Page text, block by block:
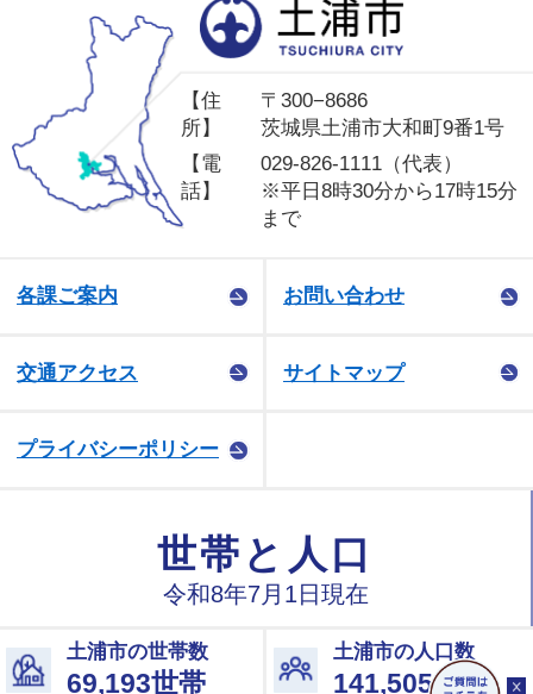
【住
所】
〒300−8686
茨城県土浦市大和町9番1号
【電
話】
029-826-1111（代表）
※平日8時30分から17時15分
まで
各課ご案内 お問い合わせ
交通アクセス サイトマップ
プライバシーポリシー